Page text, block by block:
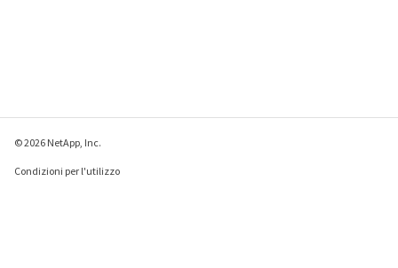
© 2026 NetApp, Inc.
Condizioni per l'utilizzo